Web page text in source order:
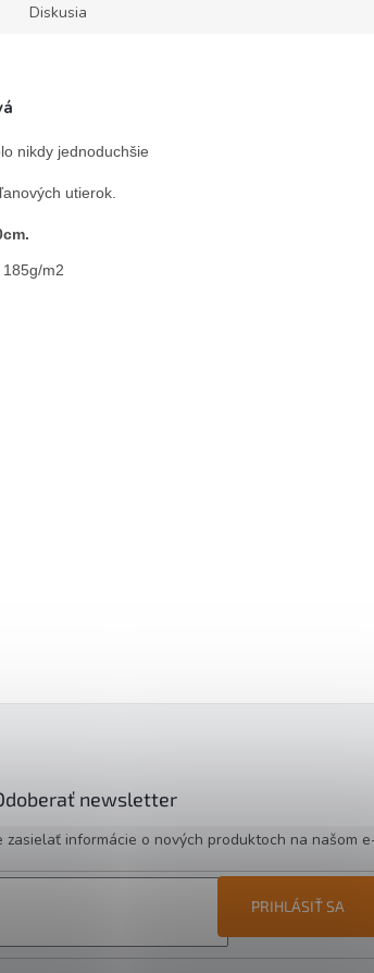
Diskusia
nikdy jednoduchšie
utierok.
m2
newsletter
informácie o nových produktoch na našom
PRIHLÁSIŤ SA